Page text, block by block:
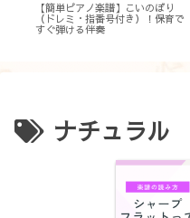
【簡単ピアノ楽譜】こいのぼり
（ドレミ・指番号付き）！保育で
すぐ弾ける伴奏
ナチュラル